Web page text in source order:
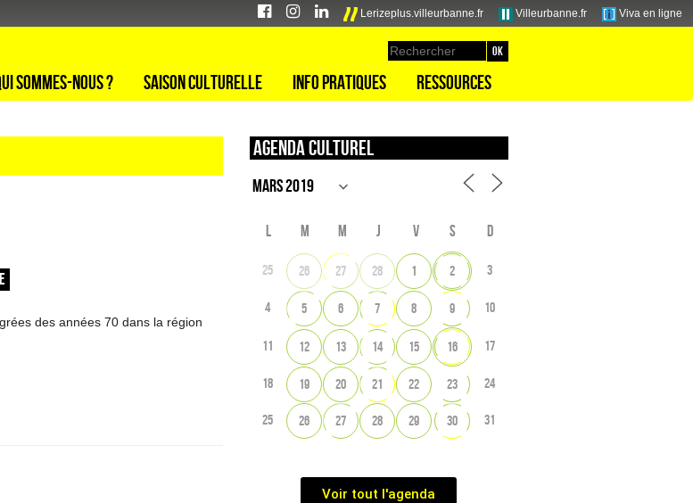
Lerizeplus.villeurbanne.fr Villeurbanne.fr Viva en ligne
sommes-nous ? Saison culturelle Info pratiques Ressources
des années 70 dans la région
Agenda culturel
L M M J V S D
25 26 27 28 1 2 3
4 5 6 7 8 9 10
11 12 13 14 15 16 17
18 19 20 21 22 23 24
25 26 27 28 29 30 31
Voir tout l'agenda